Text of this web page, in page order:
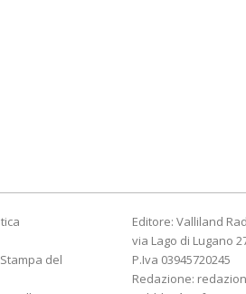
del
Editore: Valliland
via Lago di Lugano
P.Iva 03945720245
Redazione: